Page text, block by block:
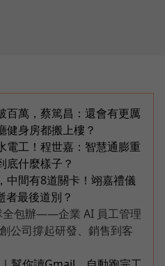
百萬，蔡篤昌：還會有更厲
健身房都搬上樓？
電工！程世嘉：智慧通膨重
底什麼樣子？
中間有8道關卡！翊嘉禮儀
者最後道別？
全包辦——企業 AI 員工管理
公司撐起研發、銷售到客